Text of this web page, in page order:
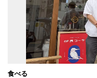
食べる